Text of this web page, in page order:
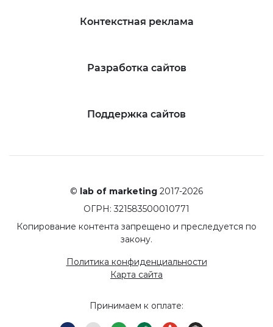
Контекстная реклама
Разработка сайтов
Поддержка сайтов
© lab of marketing 2017-2026
ОГРН: 321583500010771
Копирование контента запрещено и преследуется по
закону.
Политика конфиденциальности
Карта сайта
Принимаем к оплате: